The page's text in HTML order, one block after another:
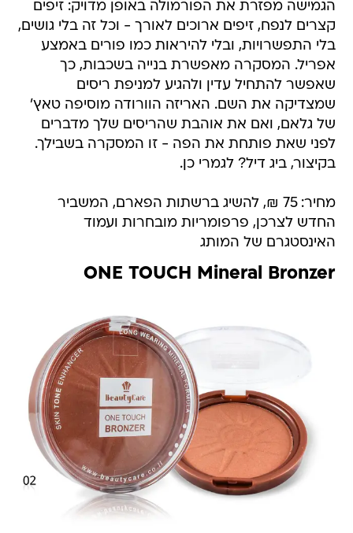
הגמישה מפזרת את הפורמולה באופן מדויק: זיפים
קצרים לנפח, זיפים ארוכים לאורך - וכל זה בלי גושים,
בלי התפשרויות, ובלי להיראות כמו פורים באמצע
אפריל. המסקרה מאפשרת בנייה בשכבות, כך
שאפשר להתחיל עדין ולהגיע למניפת ריסים
שמצדיקה את השם. האריזה הוורודה מוסיפה טאץ'
של גלאם, ואם את אוהבת שהריסים שלך מדברים
לפני שאת פותחת את הפה - זו המסקרה בשבילך.
בקיצור, ביג דיל? לגמרי כן.
מחיר: 75 ₪, להשיג ברשתות הפארם, המשביר
החדש לצרכן, פרפומריות מובחרות ועמוד
האינסטגרם של המותג
ONE TOUCH Mineral Bronzer